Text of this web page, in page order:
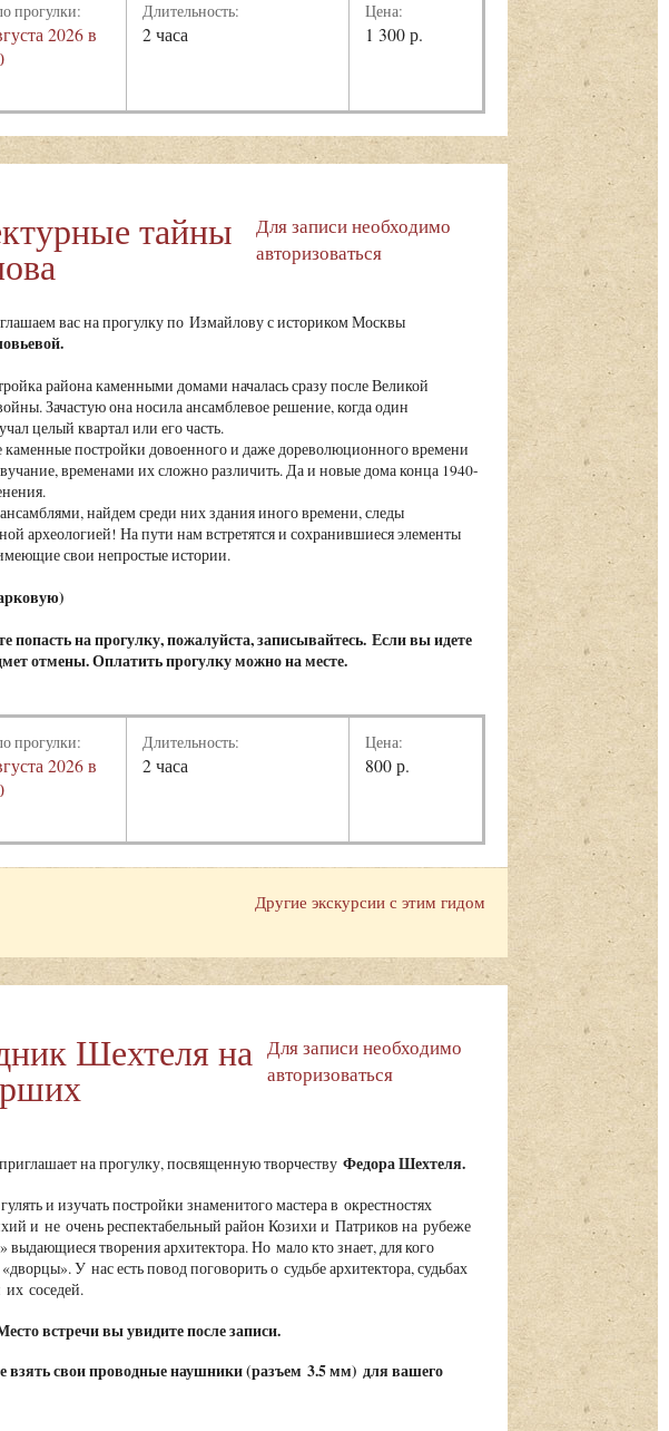
прогулки:
2026 в
Длительность:
2 часа
Цена:
1 300 р.
тайны
Для записи необходимо
авторизоваться
вас на прогулку по Измайлову с историком Москвы
района каменными домами началась сразу после Великой
Зачастую она носила ансамблевое решение, когда один
целый квартал или его часть.
каменные постройки довоенного и даже дореволюционного времени
временами их сложно различить. Да и новые дома конца 1940-
найдем среди них здания иного времени, следы
археологией! На пути нам встретятся и сохранившиеся элементы
свои непростые истории.
попасть на прогулку, пожалуйста, записывайтесь. Если вы идете
отмены. Оплатить прогулку можно на месте.
прогулки:
2026 в
Длительность:
2 часа
Цена:
800 р.
Другие экскурсии с этим гидом
Шехтеля на Для записи необходимо
авторизоваться
приглашает на прогулку, посвященную творчеству Федора Шехтеля.
и изучать постройки знаменитого мастера в окрестностях
и не очень респектабельный район Козихи и Патриков на рубеже
выдающиеся творения архитектора. Но мало кто знает, для кого
У нас есть повод поговорить о судьбе архитектора, судьбах
их соседей.
встречи вы увидите после записи.
взять свои проводные наушники (разъем 3.5 мм) для вашего